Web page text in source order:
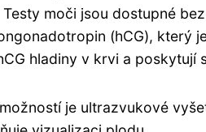
moči jsou dostupné
(hCG), který
hladiny v krvi a poskytují
je ultrazvukové